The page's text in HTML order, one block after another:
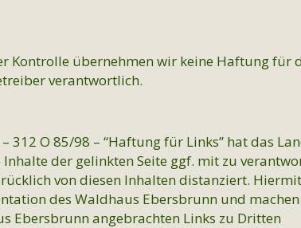
Kontrolle übernehmen wir keine Haftung für
verantwortlich.
312 O 85/98 – “Haftung für Links” hat das
der gelinkten Seite ggf. mit zu
von diesen Inhalten distanziert.
des Waldhaus Ebersbrunn und
Ebersbrunn angebrachten Links zu Dritten